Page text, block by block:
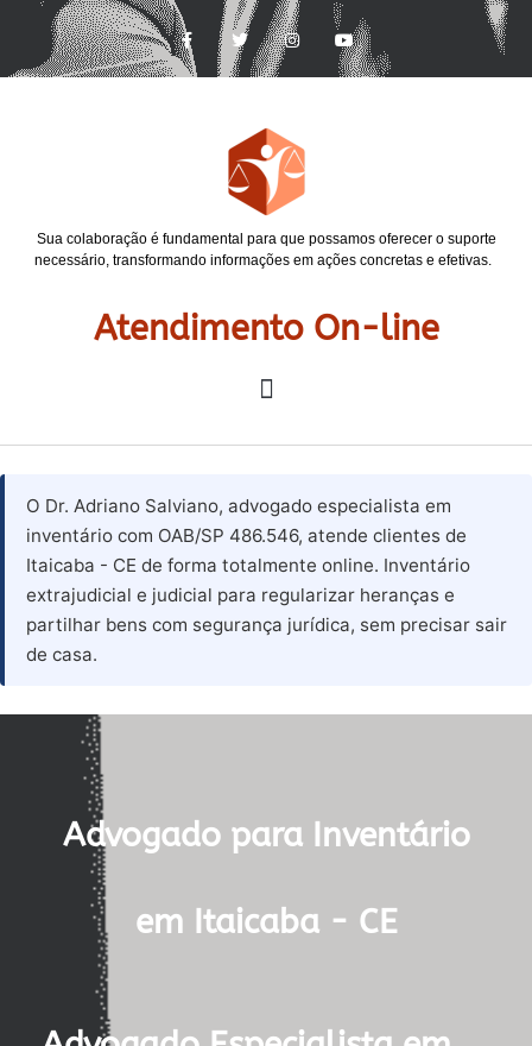
Sua colaboração é fundamental para que possamos oferecer o suporte
necessário, transformando informações em ações concretas e efetivas.
Atendimento On-line
O Dr. Adriano Salviano, advogado especialista em
inventário com OAB/SP 486.546, atende clientes de
Itaicaba - CE de forma totalmente online. Inventário
extrajudicial e judicial para regularizar heranças e
partilhar bens com segurança jurídica, sem precisar sair
de casa.
Advogado para Inventário
em Itaicaba - CE